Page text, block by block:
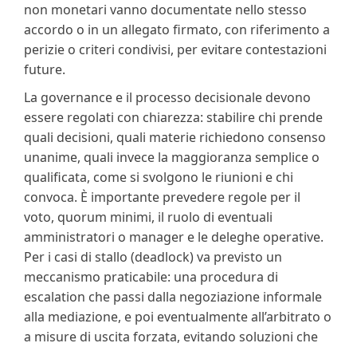
non monetari vanno documentate nello stesso
accordo o in un allegato firmato, con riferimento a
perizie o criteri condivisi, per evitare contestazioni
future.
La governance e il processo decisionale devono
essere regolati con chiarezza: stabilire chi prende
quali decisioni, quali materie richiedono consenso
unanime, quali invece la maggioranza semplice o
qualificata, come si svolgono le riunioni e chi
convoca. È importante prevedere regole per il
voto, quorum minimi, il ruolo di eventuali
amministratori o manager e le deleghe operative.
Per i casi di stallo (deadlock) va previsto un
meccanismo praticabile: una procedura di
escalation che passi dalla negoziazione informale
alla mediazione, e poi eventualmente all’arbitrato o
a misure di uscita forzata, evitando soluzioni che